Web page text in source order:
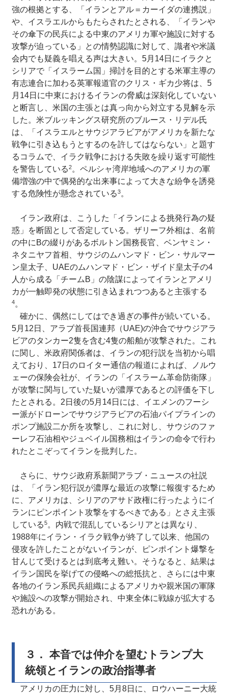
強の根拠とする、「イランとアル＝カーイダの連携説」
や、イスラエルからもたらされたとされる、「イランや
その傘下の民兵による中東のアメリカ軍や施設に対する
攻撃が迫っている」との情勢認識に対して、識者や米議
会内でも疑義を唱える声は大きい。5月14日にイラクと
シリアで「イスラーム国」掃討を目的とする米軍主導の
有志連合に加わる英軍報道官のクリス・ギカ少将は、5
月14日に中東におけるイランの脅威は深刻化していない
と断言し、米国の主張とは真っ向から対立する見解を示
した。米ブルッキングス研究所のブルース・リデル氏
は、「イスラエルとサウジアラビアがアメリカを新たな
戦争に引き込もうとするのを許してはならない」と題す
るコラムで、イラク戦争における失敗を繰り返す可能性
を警告している2。ペルシャ湾岸地域へのアメリカの軍
備増強の中で偶発的な出来事によって大きな紛争を誘発
する危険性が懸念されている3。
イラン政府は、こうした「イランによる挑発行為の疑
惑」を断固として否定している。ザリーフ外相は、名前
の中にBの綴りがあるボルトン国務長官、ベンヤミン・
ネタニヤフ首相、サウジのムハンマド・ビン・サルマー
ン皇太子、UAEのムハンマド・ビン・ザイド皇太子の4
人から成る「チームB」の陰謀によってイランとアメリ
カが一触即発の状態に引き込まれつつあると主張する
4。
確かに、偶然にしてはでき過ぎの事件が続いている。
5月12日、アラブ首長国連邦（UAE)の沖合でサウジアラ
ビアのタンカー2隻を含む4隻の船舶が攻撃された。これ
に関し、米政府関係者は、イランの犯行説を当初から唱
えており、17日のロイター通信の報道によれば、ノルウ
ェーの保険会社が、イランの「イスラーム革命防衛隊」
が攻撃に関与していた疑いが濃厚であるとの評価を下し
たとされる。2日後の5月14日には、イエメンのフーシ
ー派がドローンでサウジアラビアの石油パイプラインの
ポンプ施設二か所を攻撃し、これに対し、サウジのファ
ーレフ石油相やジュベイル国務相はイランの命令で行わ
れたとこぞってイランを批判した。
さらに、サウジ政府系新聞アラブ・ニュースの社説
は、「イラン犯行説が濃厚な最近の攻撃に報復するため
に、アメリカは、シリアのアサド政権に行ったようにイ
ランにピンポイント攻撃をするべきである」とさえ主張
している5。内戦で混乱しているシリアとは異なり、
1988年にイラン・イラク戦争が終了して以来、他国の
侵攻を許したことがないイランが、ピンポイント爆撃を
甘んじて受けるとは到底考え難い。そうなると、結果は
イラン国民を挙げての侵略への総抵抗と、さらには中東
各地のイラン系民兵組織によるアメリカや親米国の軍隊
や施設への攻撃が開始され、中東全体に戦線が拡大する
恐れがある。
３． 本音では仲介を望むトランプ大
統領とイランの政治指導者
アメリカの圧力に対し、5月8日に、ロウハーニー大統